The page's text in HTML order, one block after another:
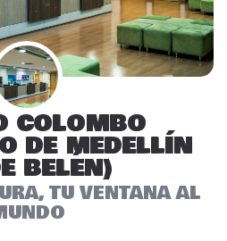
COLOMBO
DE MEDELLÍN
BELÉN)
TU VENTANA AL